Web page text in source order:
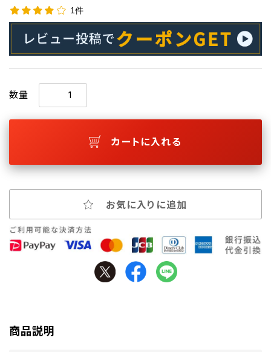
1件
数量
カートに入れる
お気に入りに追加
商品説明